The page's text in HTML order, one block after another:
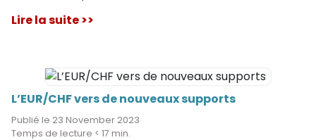
Lire la suite >>
L’EUR/CHF vers de nouveaux supports
Publié le 23 November 2023
Temps de lecture < 17 min.